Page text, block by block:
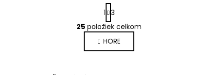
O
v
l
S
t
r
á
n
k
1 3
25 položiek celkom
HORE